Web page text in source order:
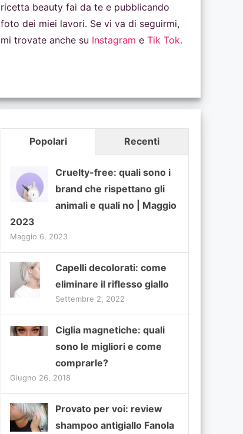
ricetta beauty fai da te e pubblicando
foto dei miei lavori. Se vi va di seguirmi,
mi trovate anche su Instagram e Tik Tok.
Popolari Recenti
Cruelty-free: quali sono i
brand che rispettano gli
animali e quali no | Maggio
2023
Maggio 6, 2023
Capelli decolorati: come
eliminare il riflesso giallo
Settembre 2, 2022
Ciglia magnetiche: quali
sono le migliori e come
comprarle?
Giugno 26, 2018
Provato per voi: review
shampoo antigiallo Fanola